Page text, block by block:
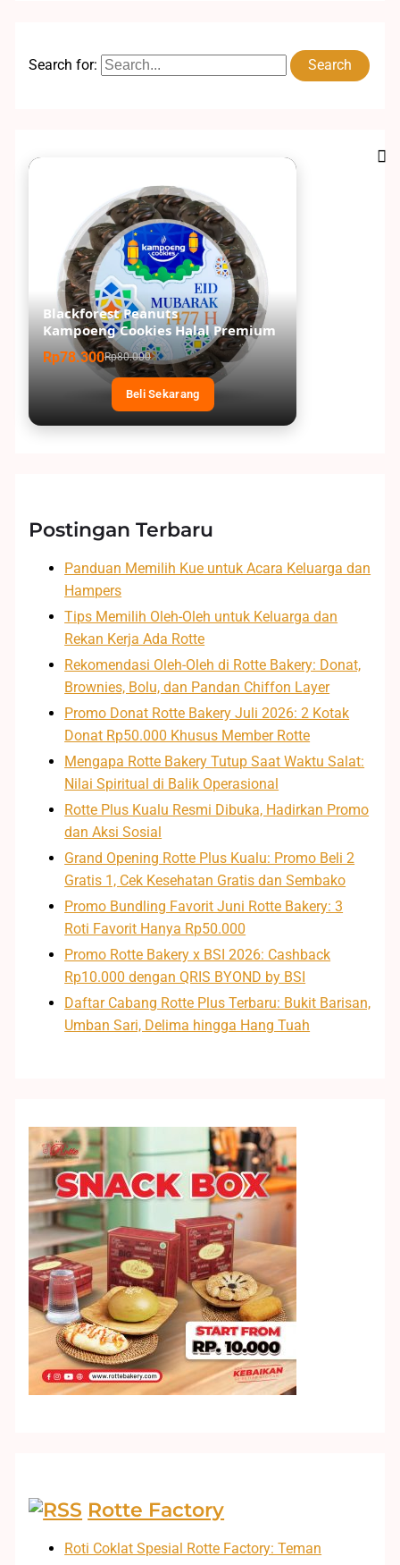
Search for:
Blackforest Peanuts
Kampoeng Cookies Halal Premium
Rp78.300Rp80.000
Beli Sekarang
Postingan Terbaru
Panduan Memilih Kue untuk Acara Keluarga dan
Hampers
Tips Memilih Oleh-Oleh untuk Keluarga dan
Rekan Kerja Ada Rotte
Rekomendasi Oleh-Oleh di Rotte Bakery: Donat,
Brownies, Bolu, dan Pandan Chiffon Layer
Promo Donat Rotte Bakery Juli 2026: 2 Kotak
Donat Rp50.000 Khusus Member Rotte
Mengapa Rotte Bakery Tutup Saat Waktu Salat:
Nilai Spiritual di Balik Operasional
Rotte Plus Kualu Resmi Dibuka, Hadirkan Promo
dan Aksi Sosial
Grand Opening Rotte Plus Kualu: Promo Beli 2
Gratis 1, Cek Kesehatan Gratis dan Sembako
Promo Bundling Favorit Juni Rotte Bakery: 3
Roti Favorit Hanya Rp50.000
Promo Rotte Bakery x BSI 2026: Cashback
Rp10.000 dengan QRIS BYOND by BSI
Daftar Cabang Rotte Plus Terbaru: Bukit Barisan,
Umban Sari, Delima hingga Hang Tuah
Rotte Factory
Roti Coklat Spesial Rotte Factory: Teman